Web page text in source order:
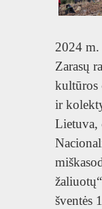
2024
Zarasų
kultūros
ir
Lietuva,
šventės